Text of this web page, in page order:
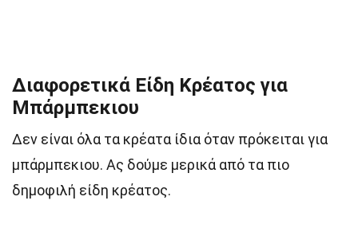
Διαφορετικά Είδη Κρέατος για
Μπάρμπεκιου
Δεν είναι όλα τα κρέατα ίδια όταν πρόκειται για
μπάρμπεκιου. Ας δούμε μερικά από τα πιο
δημοφιλή είδη κρέατος.